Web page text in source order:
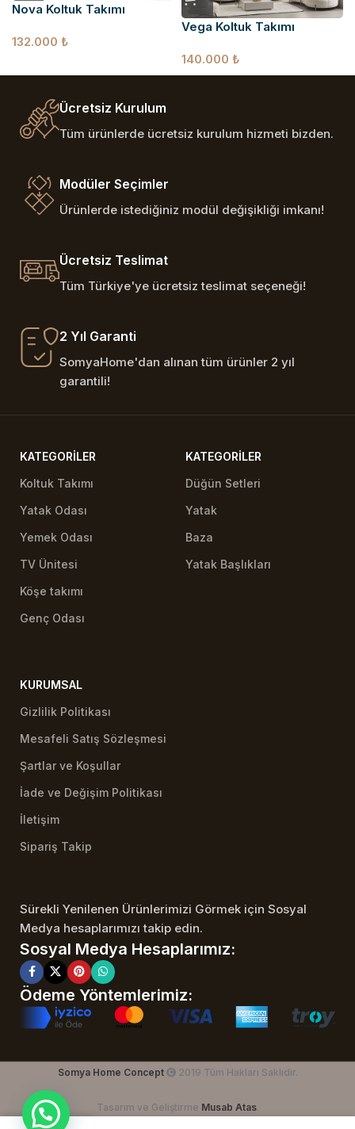
Nova Koltuk Takımı
132.000 ₺
Vega Koltuk Takımı
140.000 ₺
Ücretsiz Kurulum
Tüm ürünlerde ücretsiz kurulum hizmeti bizden.
Modüler Seçimler
Ürünlerde istediğiniz modül değişikliği imkanı!
Ücretsiz Teslimat
Tüm Türkiye'ye ücretsiz teslimat seçeneği!
2 Yıl Garanti
SomyaHome'dan alınan tüm ürünler 2 yıl
garantili!
KATEGORILER
Koltuk Takımı
Yatak Odası
Yemek Odası
TV Ünitesi
Köşe takımı
Genç Odası
KATEGORILER
Düğün Setleri
Yatak
Baza
Yatak Başlıkları
KURUMSAL
Gizlilik Politikası
Mesafeli Satış Sözleşmesi
Şartlar ve Koşullar
İade ve Değişim Politikası
İletişim
Sipariş Takip
Sürekli Yenilenen Ürünlerimizi Görmek için Sosyal
Medya hesaplarımızı takip edin.
Sosyal Medya Hesaplarımız:
Ödeme Yöntemlerimiz:
Somya Home Concept 2019 Tüm Hakları Saklıdır.
Tasarım ve Geliştirme Musab Atas.